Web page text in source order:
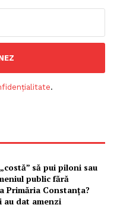
.
să pui piloni sau
public fără
Primăria Constanța?
dat amenzi